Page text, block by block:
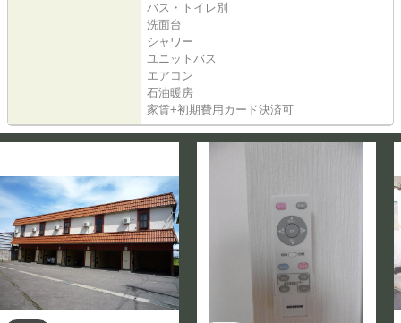
バス・トイレ別
洗面台
シャワー
ユニットバス
エアコン
石油暖房
家賃+初期費用カード決済可